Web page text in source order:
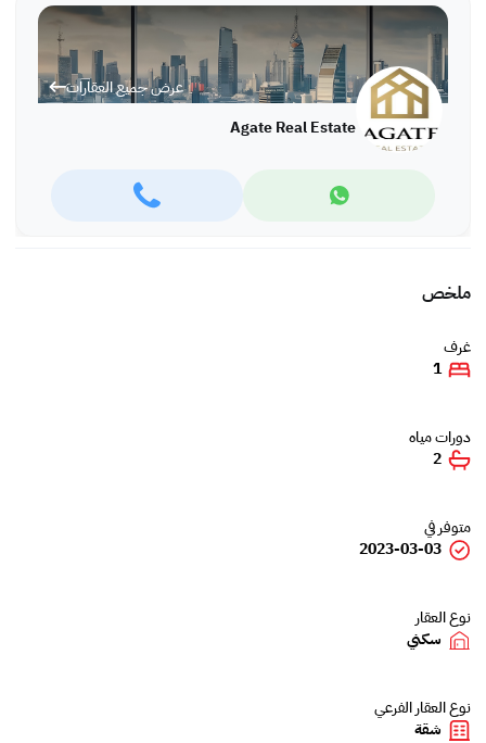
عرض جميع العقارات
Agate Real Estate
ملخص
غرف
1
دورات مياه
2
متوفر في
2023-03-03
نوع العقار
سكني
نوع العقار الفرعي
شقة